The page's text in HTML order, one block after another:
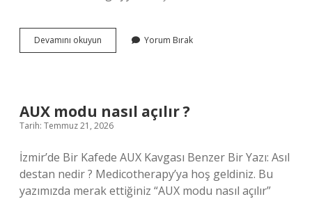
Devamını okuyun
hangi
Yorum Bırak
AUX modu nasıl açılır ?
Tarih: Temmuz 21, 2026
İzmir’de Bir Kafede AUX Kavgası Benzer Bir Yazı: Asıl
destan nedir ? Medicotherapy’ya hoş geldiniz. Bu
yazımızda merak ettiğiniz “AUX modu nasıl açılır”